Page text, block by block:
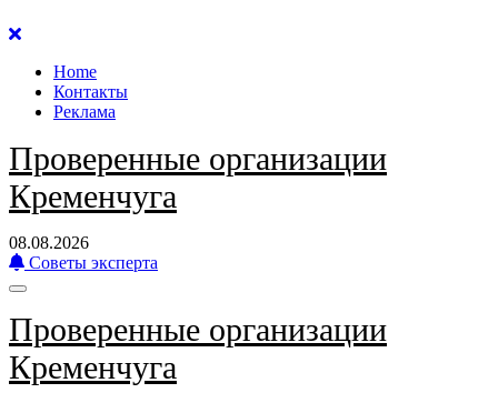
Перейти
содержанию
Home
Контакты
Реклама
Проверенные организации
Кременчуга
08.08.2026
Советы эксперта
Проверенные организации
Кременчуга